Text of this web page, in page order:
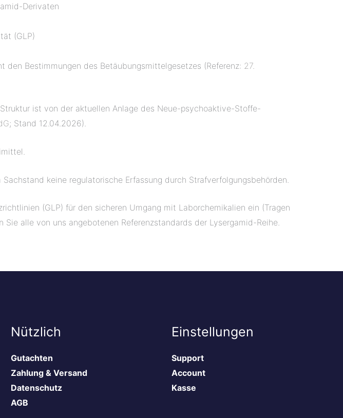
Derivaten
(GLP)
den Bestimmungen des Betäubungsmittelgesetzes (Referenz: 27.
ist von der aktuellen Anlage des Neue-psychoaktive-Stoffe-
; Stand 12.04.2026).
keine regulatorische Erfassung durch Strafverfolgungsbehörden.
(GLP) für den sicheren Umgang mit Laborchemikalien ein (Tragen
alle von uns angebotenen Referenzstandards der Lysergamid-Reihe.
Nützlich
Gutachten
Zahlung & Versand
Datenschutz
AGB
Einstellungen
Support
Account
Kasse